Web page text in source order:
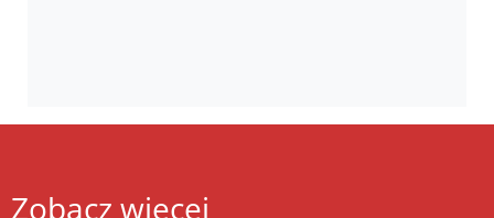
Zobacz więcej